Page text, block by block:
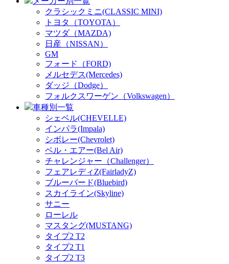
クラシックミニ(CLASSIC MINI)
トヨタ（TOYOTA）
マツダ（MAZDA)
日産（NISSAN）
GM
フォード（FORD)
メルセデス(Mercedes)
ダッジ（Dodge）
フォルクスワーゲン（Volkswagen）
車種別一覧
シェベル(CHEVELLE)
インパラ(Impala)
シボレー(Chevrolet)
ベル・エアー(Bel Air)
チャレンジャー（Challenger）
フェアレディZ(FairladyZ)
ブルーバード(Bluebird)
スカイライン(Skyline)
サニー
ローレル
マスタング(MUSTANG)
タイプ2 T2
タイプ2 T1
タイプ2 T3